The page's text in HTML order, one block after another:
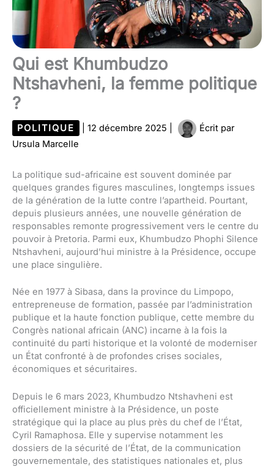
Qui est Khumbudzo
Ntshavheni, la femme politique
?
POLITIQUE 12 décembre 2025
Écrit par
Ursula Marcelle
La politique sud-africaine est souvent dominée par
quelques grandes figures masculines, longtemps issues
de la génération de la lutte contre l’apartheid. Pourtant,
depuis plusieurs années, une nouvelle génération de
responsables remonte progressivement vers le centre du
pouvoir à Pretoria. Parmi eux, Khumbudzo Phophi Silence
Ntshavheni, aujourd’hui ministre à la Présidence, occupe
une place singulière.
Née en 1977 à Sibasa, dans la province du Limpopo,
entrepreneuse de formation, passée par l’administration
publique et la haute fonction publique, cette membre du
Congrès national africain (ANC) incarne à la fois la
continuité du parti historique et la volonté de moderniser
un État confronté à de profondes crises sociales,
économiques et sécuritaires.
Depuis le 6 mars 2023, Khumbudzo Ntshavheni est
officiellement ministre à la Présidence, un poste
stratégique qui la place au plus près du chef de l’État,
Cyril Ramaphosa. Elle y supervise notamment les
dossiers de la sécurité de l’État, de la communication
gouvernementale, des statistiques nationales et, plus